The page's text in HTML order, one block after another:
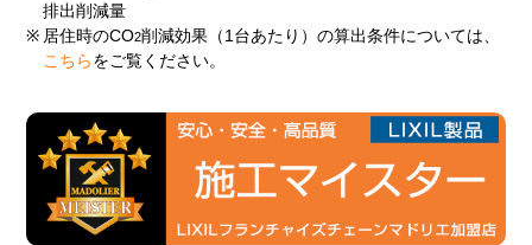
排出削減量
※ 居住時のCO2削減効果（1台あたり）の算出条件については、
こちら をご覧ください。